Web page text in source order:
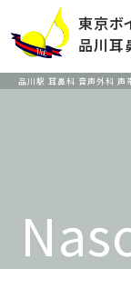
品川駅 耳鼻科 音声外科 声
東京ボ
品川耳